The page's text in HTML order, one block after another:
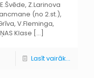
Z.Larinova
(no 2.st.),
V.Fleminga,
Klase […]
Lasīt vairāk...